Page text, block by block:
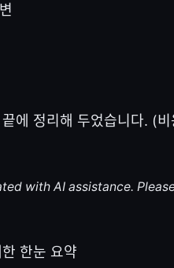
에 정리해 두었습니다. (
with AI assistance.
한눈 요약